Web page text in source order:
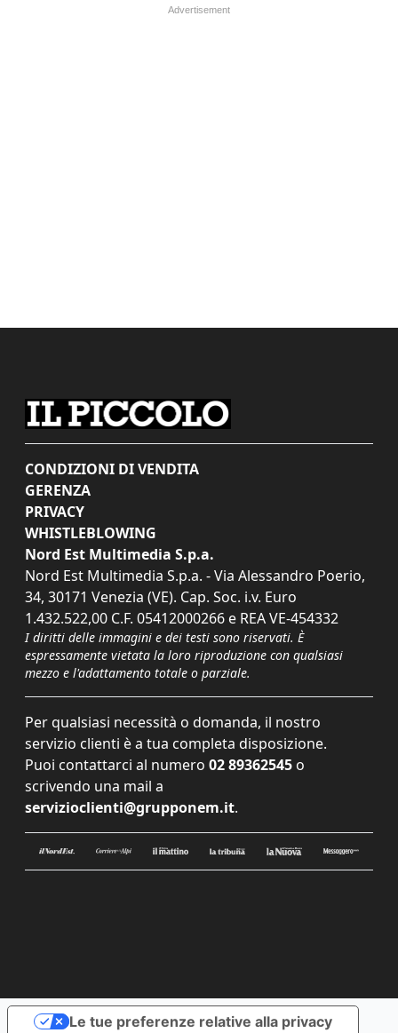
CONDIZIONI DI VENDITA
GERENZA
PRIVACY
WHISTLEBLOWING
Nord Est Multimedia S.p.a.
Nord Est Multimedia S.p.a. - Via Alessandro Poerio,
34, 30171 Venezia (VE). Cap. Soc. i.v. Euro
1.432.522,00 C.F. 05412000266 e REA VE-454332
I diritti delle immagini e dei testi sono riservati. È
espressamente vietata la loro riproduzione con qualsiasi
mezzo e l'adattamento totale o parziale.
Per qualsiasi necessità o domanda, il nostro
servizio clienti è a tua completa disposizione.
Puoi contattarci al numero 02 89362545 o
scrivendo una mail a
servizioclienti@grupponem.it.
Le tue preferenze relative alla privacy